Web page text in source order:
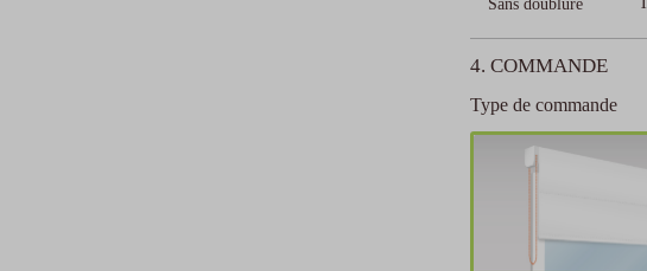
Sans doublure
4. COMMANDE
Type de commande